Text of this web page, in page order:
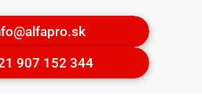
907 152 344